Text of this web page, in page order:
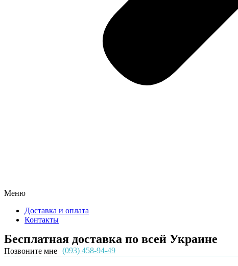
Меню
Доставка и оплата
Контакты
Бесплатная доставка по всей Украине
Позвоните мне (093) 458-94-49